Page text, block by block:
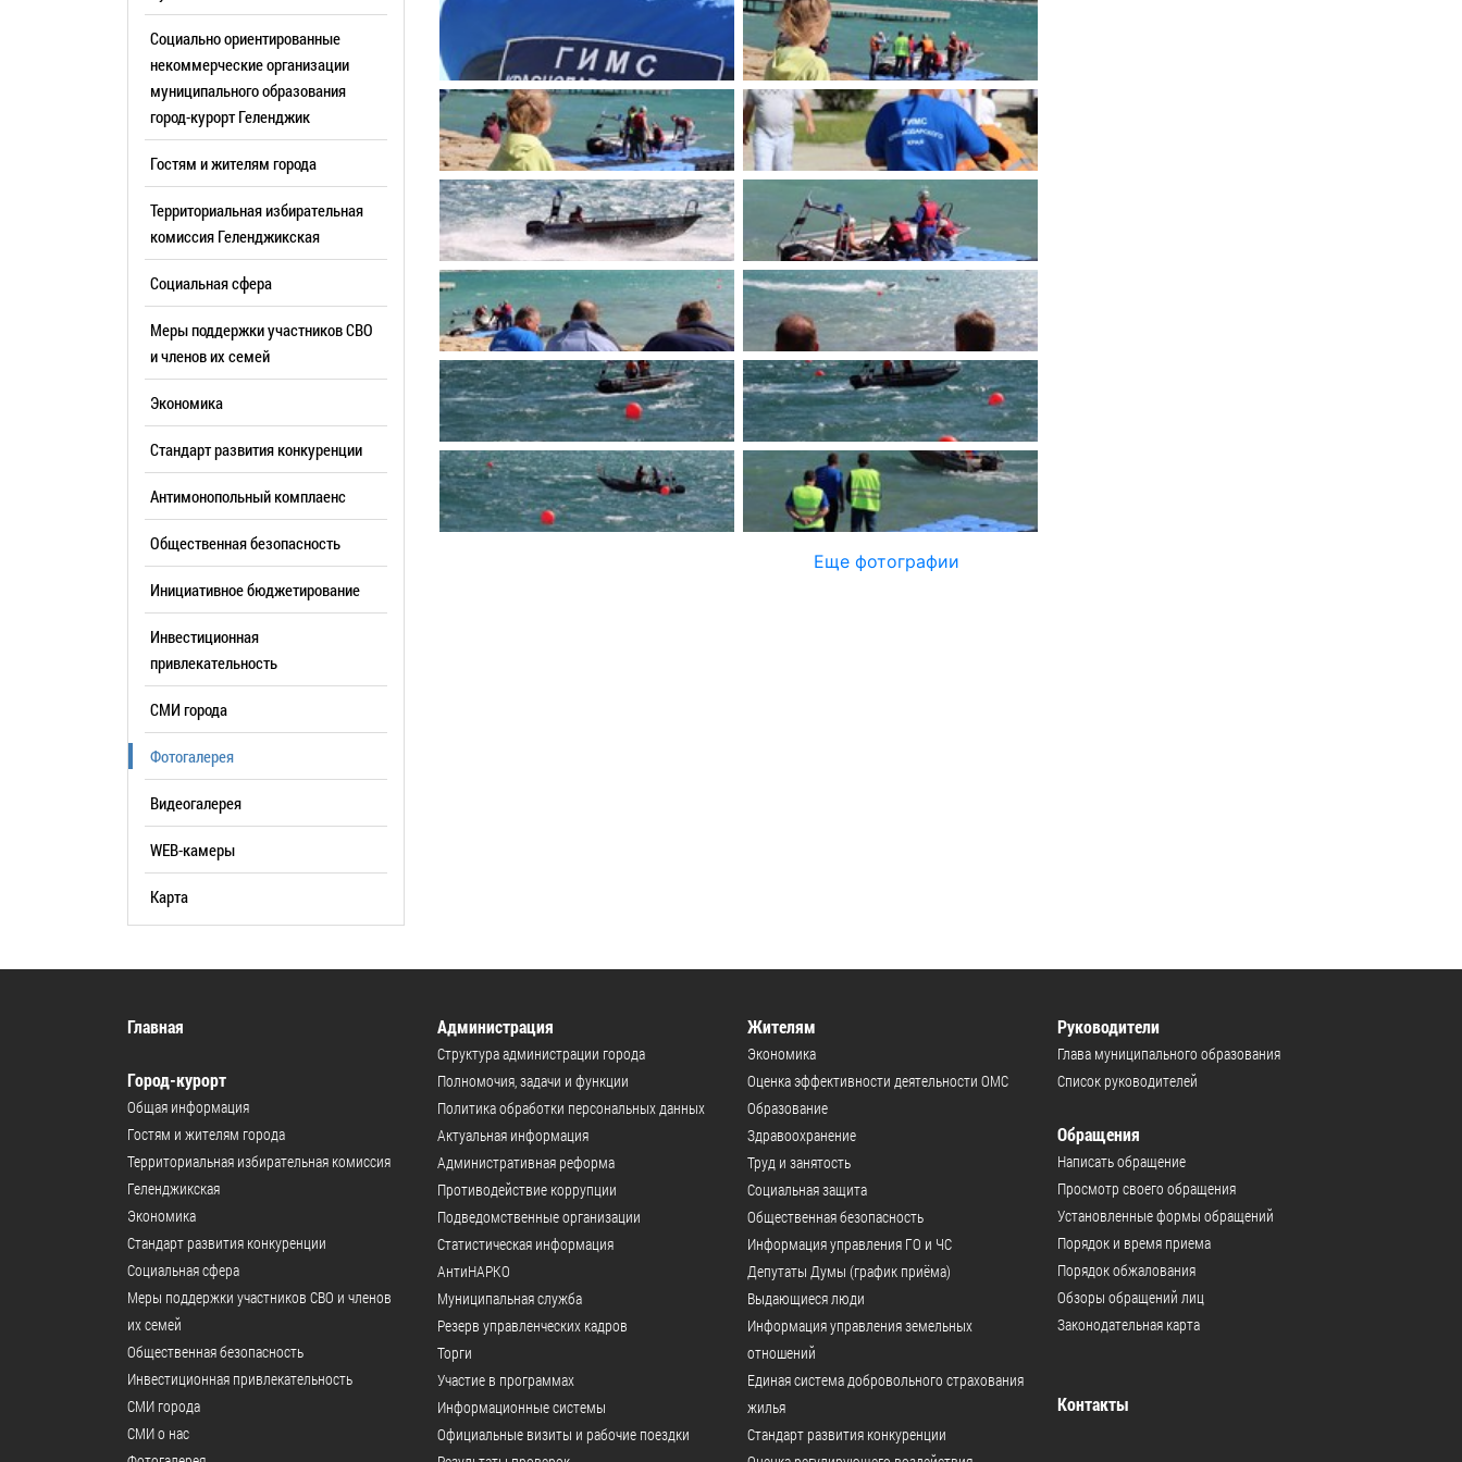
Стандарт развития конкуренции
Антимонопольный комплаенс
Общественная безопасность
Инициативное бюджетирование
Инвестиционная
Видеогалерея
РУКОВОДИТЕЛИ
Список руководителей
Резерв управленческих кадров
Торги
Сведения о нестационарных
объектах (НТО), QR-коды
Имущественная поддержка
субъектов МСП
Участие в программах
Проектная деятельность
Информационные системы
Официальные визиты и рабочие
поездки
Результаты проверок
Профсоюзные организации
имуществе и обязательствах
имущественного характера
План работы и график сессий
ОБРАЩЕНИЯ
Написать обращение
Просмотр своего обращения
Установленные формы
обращений
Порядок и время приема
Порядок обжалования
Обзоры обращений лиц
Законодательная карта
Порядок оказания бесплатной
юридической помощи
Социально ориентированные
некоммерческие организации
муниципального образования
город-курорт Геленджик
Гостям и жителям города
Территориальная избирательная
комиссия Геленджикcкая
Социальная сфера
Меры поддержки участников СВО
и членов их семей
Экономика
Стандарт развития конкуренции
Антимонопольный комплаенс
Общественная безопасность
Инициативное бюджетирование
Инвестиционная
привлекательность
СМИ города
Фотогалерея
Видеогалерея
WEB-камеры
Карта
Еще фотографии
Главная
Город-курорт
Общая информация
Гостям и жителям города
Территориальная избирательная комиссия
Геленджикcкая
Экономика
Стандарт развития конкуренции
Социальная сфера
Меры поддержки участников СВО и членов
их семей
Общественная безопасность
Инвестиционная привлекательность
СМИ города
СМИ о нас
Администрация
Структура администрации города
Полномочия, задачи и функции
Политика обработки персональных данных
Актуальная информация
Административная реформа
Противодействие коррупции
Подведомственные организации
Статистическая информация
АнтиНАРКО
Муниципальная служба
Резерв управленческих кадров
Торги
Участие в программах
Информационные системы
Официальные визиты и рабочие поездки
Жителям
Экономика
Оценка эффективности деятельности ОМС
Образование
Здравоохранение
Труд и занятость
Социальная защита
Общественная безопасность
Информация управления ГО и ЧС
Депутаты Думы (график приёма)
Выдающиеся люди
Информация управления земельных
отношений
Единая система добровольного страхования
жилья
Стандарт развития конкуренции
Руководители
Глава муниципального образования
Список руководителей
Обращения
Написать обращение
Просмотр своего обращения
Установленные формы обращений
Порядок и время приема
Порядок обжалования
Обзоры обращений лиц
Законодательная карта
Контакты